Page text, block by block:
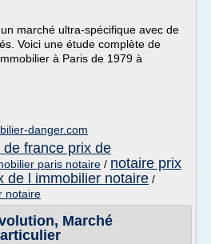
marché ultra-spécifique avec de
Voici une étude complète de
à Paris de 1979 à
danger.com
de france prix de
paris notaire / notaire prix
de l immobilier notaire /
notaire
Marché